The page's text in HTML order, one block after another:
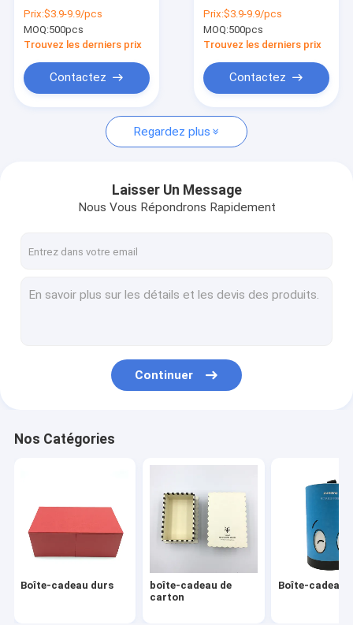
Demandez une citation
Boîte-cadeau durs
boîte-cadeau de carton
sacs en papier marqués
Boîtes de papier rigides
Services d'impression offset
Calendrier de bureau de carton
Carnet de papier en spirale
journal de
planificateur de balle
de limite de livre à
carnet A5 d'ODM
Prix:$3.9-9.9/pcs
MOQ:500pcs
Trouvez les derniers prix
Contactez
carnet de notes à
spirale du bureau
200pp 2022 A5
Prix:$3.9-9.9/pcs
MOQ:500pcs
Trouvez les derniers prix
Contactez
Regardez plus
Laisser Un Message
Nous Vous Répondrons Rapidement
Continuer
Nos Catégories
Boîte-cadeau durs
boîte-cadeau de
carton
Boîte-cadeau